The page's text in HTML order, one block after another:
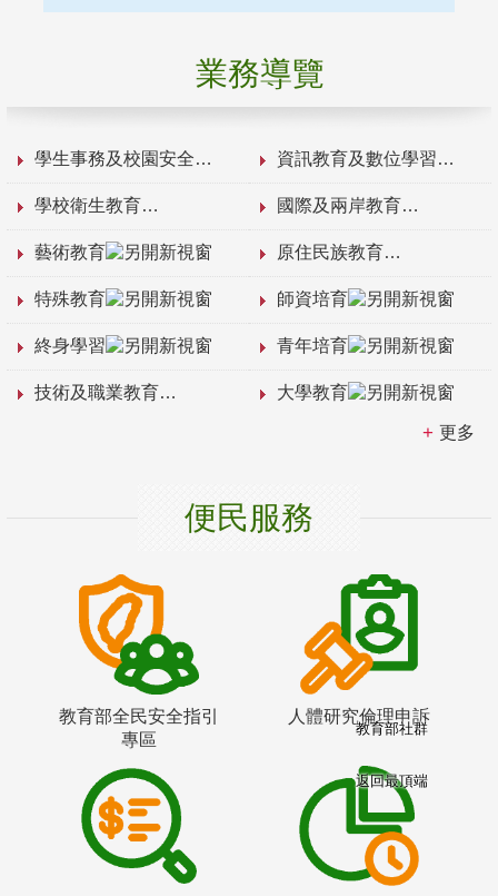
業務導覽
學生事務及校園安全 資訊教育及數位學習
學校衛生教育 國際及兩岸教育
藝術教育 原住民族教育
特殊教育 師資培育
終身學習 青年培育
技術及職業教育 大學教育
更多
便民服務
教育部全民安全指引
專區
人體研究倫理申訴
教育部社群
返回最頂端